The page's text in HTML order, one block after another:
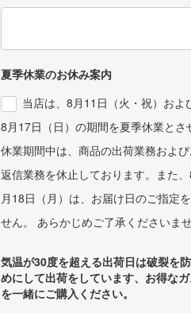
夏季休業のお休み案内
当店は、8月11日（火・祝）およ
8月17日（日）の期間を夏季休業とさ
休業期間中は、商品の出荷業務およ
返信業務を休止しております。また
月18日（月）は、お届け日のご指定
せん。 あらかじめご了承くださいませ
気温が30度を超える出荷日は破裂を
めにして出荷をしています、お得な
を一緒にご購入ください。